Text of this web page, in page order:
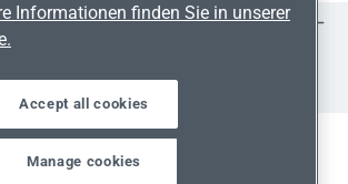
folgen!
InstagramYouTubeLinkedIn
Mehrwertsteuer zzgl.
Informationen finden Sie in unserer
Accept all cookies
Manage cookies